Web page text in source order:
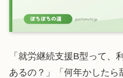
「就労継続支援B型って、
あるの？」「何年かしたら